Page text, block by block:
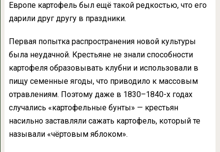
Европе картофель был ещё такой редкостью, что его
дарили друг другу в праздники.
Первая попытка распространения новой культуры
была неудачной. Крестьяне не знали способности
картофеля образовывать клубни и использовали в
пищу семенные ягоды, что приводило к массовым
отравлениям. Поэтому даже в 1830–1840-х годах
случались «картофельные бунты» — крестьян
насильно заставляли сажать картофель, который те
называли «чёртовым яблоком».